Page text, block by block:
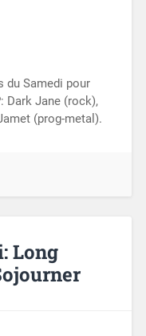
du Samedi pour
Dark Jane (rock),
(prog-metal).
Long